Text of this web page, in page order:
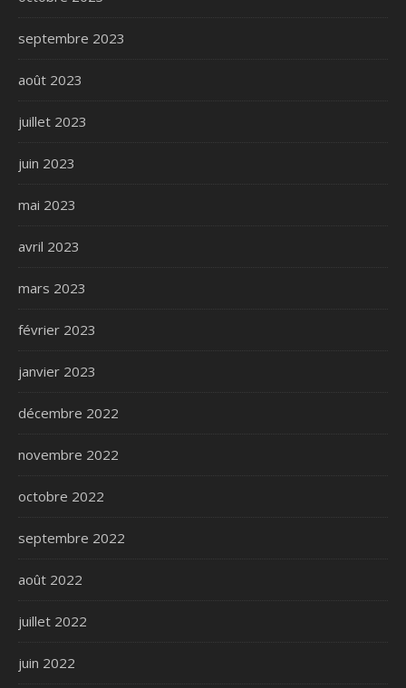
septembre 2023
août 2023
juillet 2023
juin 2023
mai 2023
avril 2023
mars 2023
février 2023
janvier 2023
décembre 2022
novembre 2022
octobre 2022
septembre 2022
août 2022
juillet 2022
juin 2022